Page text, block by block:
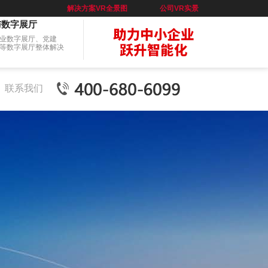
公司VR实景
解决方案VR全景图
字展厅
数字展厅、党建
数字展厅整体解决
联系我们